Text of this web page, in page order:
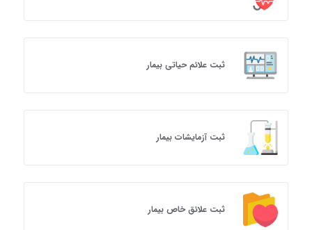
ثبت علائم حیاتی بیمار
ثبت آزمایشات بیمار
ثبت علائق خاص بیمار